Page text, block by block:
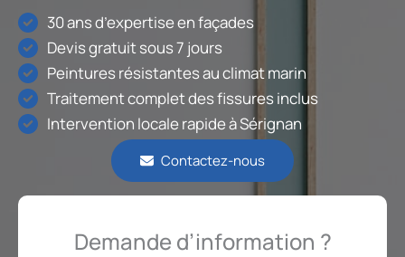
30 ans d’expertise en façades
Devis gratuit sous 7 jours
Peintures résistantes au climat marin
Traitement complet des fissures inclus
Intervention locale rapide à Sérignan
Contactez-nous
Demande d’information ?